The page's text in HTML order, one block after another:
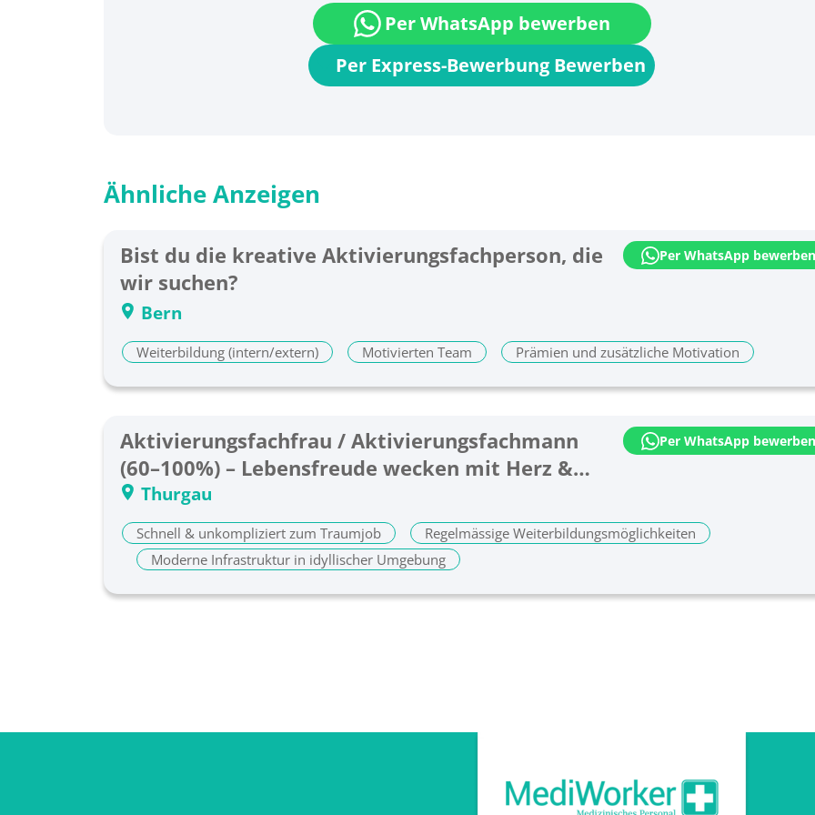
Per Express-Bewerbung Bewerben
Per WhatsApp bewerben
Ähnliche Anzeigen
Bist du die kreative Aktivierungsfachperson, die
wir suchen?
Per WhatsApp bewerben
Bern
Weiterbildung (intern/extern) Motivierten Team Prämien und zusätzliche Motivation
Aktivierungsfachfrau / Aktivierungsfachmann
(60–100%) – Lebensfreude wecken mit Herz &
Kreativität!
Per WhatsApp bewerben
Thurgau
Schnell & unkompliziert zum Traumjob
Regelmässige Weiterbildungsmöglichkeiten
Moderne Infrastruktur in idyllischer Umgebung